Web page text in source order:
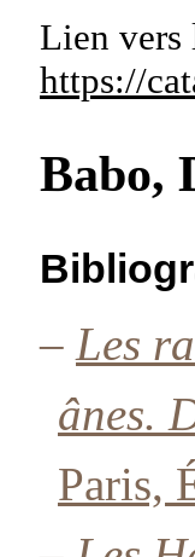
Lien vers
https://
Babo,
– Les
ânes.
Paris,